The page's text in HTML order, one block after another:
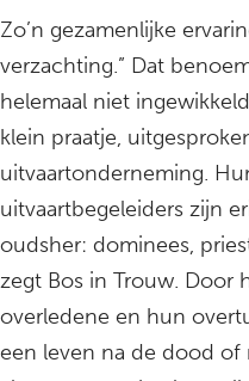
Zo’n gezamenlijke
verzachting.” Dat
helemaal niet
klein praatje,
uitvaartonderneming.
uitvaartbegeleiders zijn
oudsher: dominees,
zegt Bos in Trouw. Door
overledene en hun
een leven na de dood